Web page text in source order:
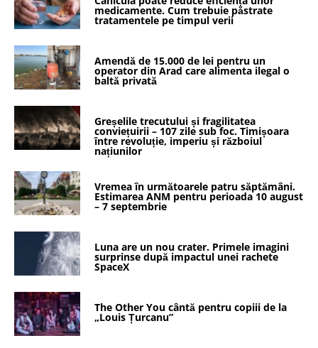
medicamente. Cum trebuie păstrate
tratamentele pe timpul verii
Amendă de 15.000 de lei pentru un
operator din Arad care alimenta ilegal o
baltă privată
Greșelile trecutului și fragilitatea
conviețuirii – 107 zile sub foc. Timișoara
între revoluție, imperiu și războiul
națiunilor
Vremea în următoarele patru săptămâni.
Estimarea ANM pentru perioada 10 august
– 7 septembrie
Luna are un nou crater. Primele imagini
surprinse după impactul unei rachete
SpaceX
The Other You cântă pentru copiii de la
„Louis Țurcanu”